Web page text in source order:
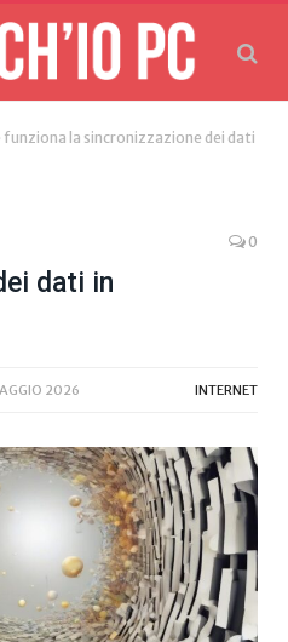
funziona la sincronizzazione dei dati
dati in
0
2026 INTERNET